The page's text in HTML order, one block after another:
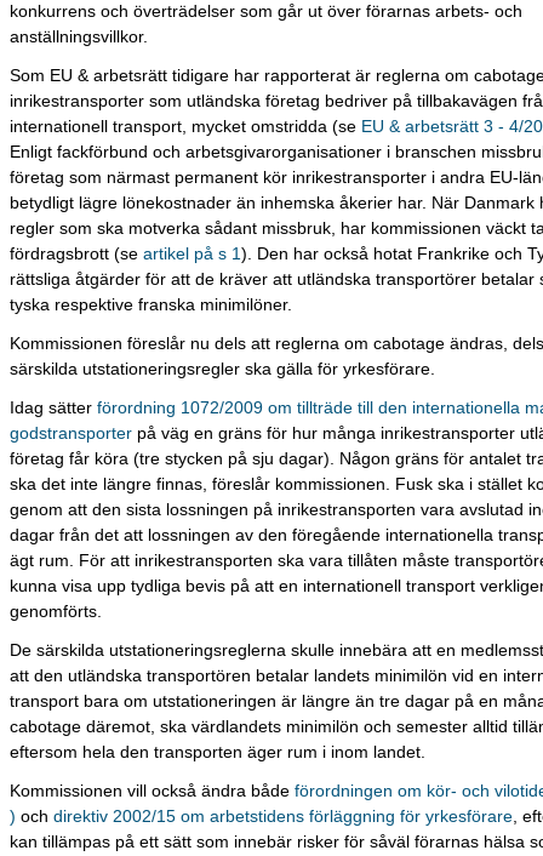
konkurrens och överträdelser som går ut över förarnas arbets- och
anställningsvillkor.
Som EU & arbetsrätt tidigare har rapporterat är reglerna om
inrikestransporter som utländska företag bedriver på tillbakavägen
internationell transport, mycket omstridda (se EU & arbetsrätt 3 - 4/
Enligt fackförbund och arbetsgivarorganisationer i branschen
företag som närmast permanent kör inrikestransporter i andra EU-
betydligt lägre lönekostnader än inhemska åkerier har. När Danmark
regler som ska motverka sådant missbruk, har kommissionen väckt
fördragsbrott (se artikel på s 1). Den har också hotat Frankrike och
rättsliga åtgärder för att de kräver att utländska transportörer betalar
tyska respektive franska minimilöner.
Kommissionen föreslår nu dels att reglerna om cabotage ändras,
särskilda utstationeringsregler ska gälla för yrkesförare.
Idag sätter förordning 1072/2009 om tillträde till den internationella
godstransporter på väg en gräns för hur många inrikestransporter
företag får köra (tre stycken på sju dagar). Någon gräns för antalet
ska det inte längre finnas, föreslår kommissionen. Fusk ska i stället
genom att den sista lossningen på inrikestransporten vara avslutad
dagar från det att lossningen av den föregående internationella
ägt rum. För att inrikestransporten ska vara tillåten måste
kunna visa upp tydliga bevis på att en internationell transport
genomförts.
De särskilda utstationeringsreglerna skulle innebära att en
att den utländska transportören betalar landets minimilön vid en
transport bara om utstationeringen är längre än tre dagar på en
cabotage däremot, ska värdlandets minimilön och semester alltid
eftersom hela den transporten äger rum i inom landet.
Kommissionen vill också ändra både förordningen om kör- och
) och direktiv 2002/15 om arbetstidens förläggning för yrkesförare ,
kan tillämpas på ett sätt som innebär risker för såväl förarnas hälsa